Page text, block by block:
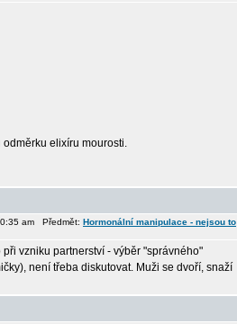
elixíru mourosti.
am Předmět: Hormonální manipulace - nejsou to
vzniku partnerství - výběr "správného"
není třeba diskutovat. Muži se dvoří, snaží